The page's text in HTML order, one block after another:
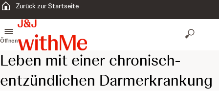
Zurück zur Startseite
Öffnen
Leben mit einer chronisch-
entzündlichen Darmerkrankung